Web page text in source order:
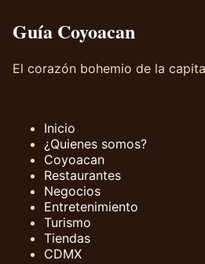
Guía Coyoacan
El corazón bohemio de la
Inicio
¿Quienes somos?
Coyoacan
Restaurantes
Negocios
Entretenimiento
Turismo
Tiendas
CDMX